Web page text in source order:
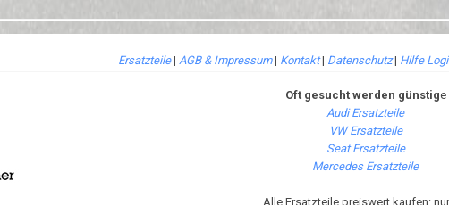
Ersatzteile| AGB & Impressum| Kontakt| Datenschutz| Hilfe
Oft gesucht werden günstige
Audi Ersatzteile
VW Ersatzteile
Seat Ersatzteile
Mercedes Ersatzteile
Alle Ersatzteile preiswert kaufen: